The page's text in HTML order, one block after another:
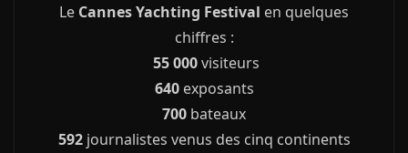
Le Cannes Yachting Festival en quelques
chiffres :
55 000visiteurs
640exposants
700 bateaux
592journalistes venus des cinq continents